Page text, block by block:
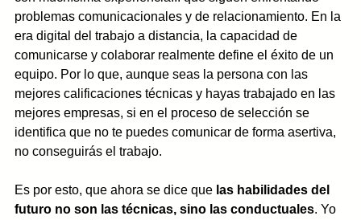
problemas comunicacionales y de relacionamiento. En la
era digital del trabajo a distancia, la capacidad de
comunicarse y colaborar realmente define el éxito de un
equipo. Por lo que, aunque seas la persona con las
mejores calificaciones técnicas y hayas trabajado en las
mejores empresas, si en el proceso de selección se
identifica que no te puedes comunicar de forma asertiva,
no conseguirás el trabajo.
Es por esto, que ahora se dice que las habilidades del
futuro no son las técnicas, sino las conductuales. Yo